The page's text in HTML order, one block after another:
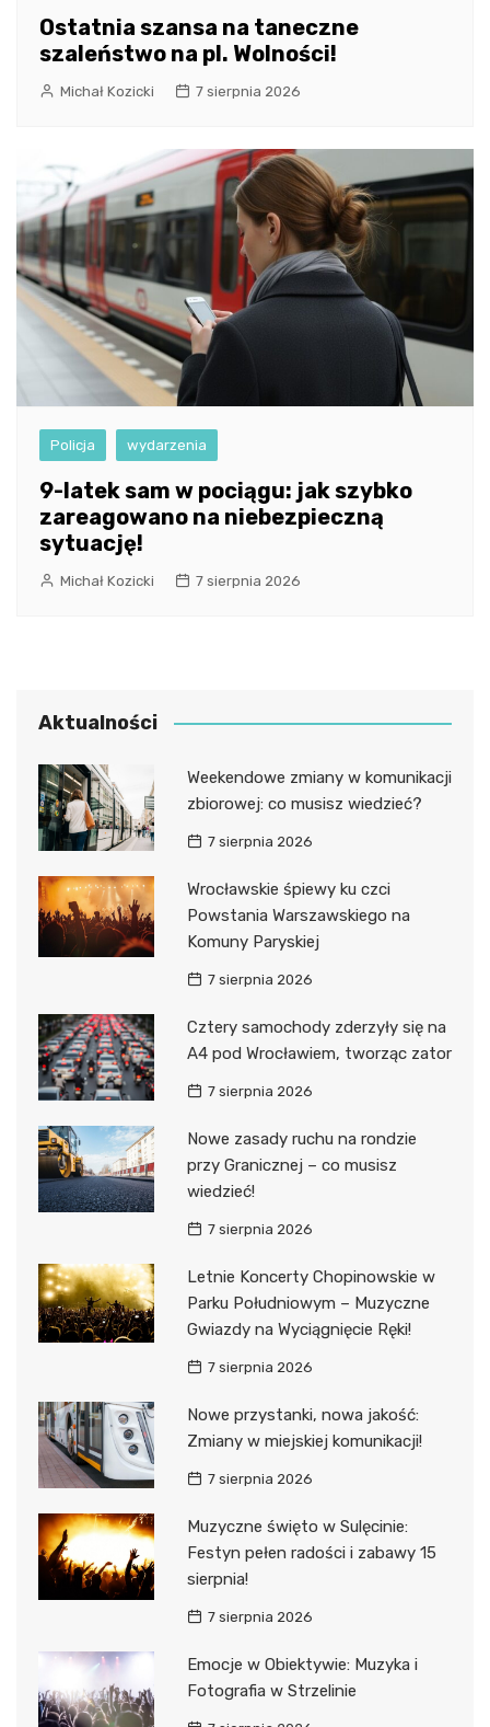
Ostatnia szansa na taneczne
szaleństwo na pl. Wolności!
Michał Kozicki 7 sierpnia 2026
Policja wydarzenia
9-latek sam w pociągu: jak szybko
zareagowano na niebezpieczną
sytuację!
Michał Kozicki 7 sierpnia 2026
Aktualności
Weekendowe zmiany w komunikacji
zbiorowej: co musisz wiedzieć?
7 sierpnia 2026
Wrocławskie śpiewy ku czci
Powstania Warszawskiego na
Komuny Paryskiej
7 sierpnia 2026
Cztery samochody zderzyły się na
A4 pod Wrocławiem, tworząc zator
7 sierpnia 2026
Nowe zasady ruchu na rondzie
przy Granicznej – co musisz
wiedzieć!
7 sierpnia 2026
Letnie Koncerty Chopinowskie w
Parku Południowym – Muzyczne
Gwiazdy na Wyciągnięcie Ręki!
7 sierpnia 2026
Nowe przystanki, nowa jakość:
Zmiany w miejskiej komunikacji!
7 sierpnia 2026
Muzyczne święto w Sulęcinie:
Festyn pełen radości i zabawy 15
sierpnia!
7 sierpnia 2026
Emocje w Obiektywie: Muzyka i
Fotografia w Strzelinie